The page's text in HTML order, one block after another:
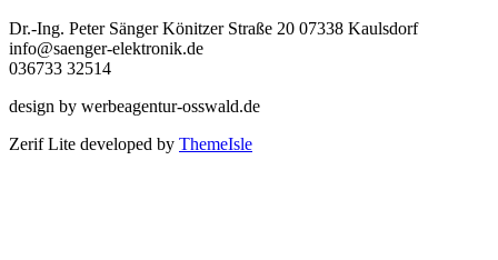
Dr.-Ing. Peter Sänger Könitzer Straße 20 07338 Kaulsdorf
info@saenger-elektronik.de
036733 32514
design by werbeagentur-osswald.de
Zerif Lite developed by ThemeIsle